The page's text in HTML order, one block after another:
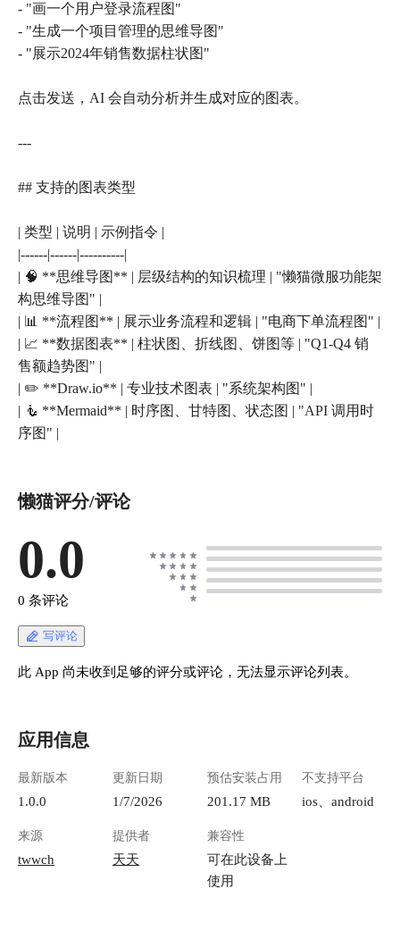
- "画一个用户登录流程图"
- "生成一个项目管理的思维导图"
- "展示2024年销售数据柱状图"
点击发送，AI 会自动分析并生成对应的图表。
---
## 支持的图表类型
| 类型 | 说明 | 示例指令 |
|------|------|----------|
| 🧠 **思维导图** | 层级结构的知识梳理 | "懒猫微服功能架
构思维导图" |
| 📊 **流程图** | 展示业务流程和逻辑 | "电商下单流程图" |
| 📈 **数据图表** | 柱状图、折线图、饼图等 | "Q1-Q4 销
售额趋势图" |
| ✏️ **Draw.io** | 专业技术图表 | "系统架构图" |
| 🧜 **Mermaid** | 时序图、甘特图、状态图 | "API 调用时
懒猫评分/评论
0.0
0 条评论
写评论
此 App 尚未收到足够的评分或评论，无法显示评论列表。
应用信息
最新版本
1.0.0
更新日期
1/7/2026
预估安装占用
201.17 MB
不支持平台
ios、android
来源
twwch
提供者
天天
兼容性
可在此设备上
使用